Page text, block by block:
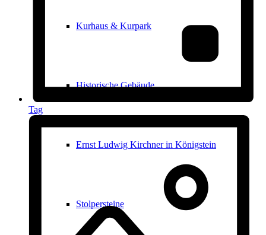
Kurhaus & Kurpark
Historische Gebäude
Ernst Ludwig Kirchner in Königstein
Stolpersteine
Tag